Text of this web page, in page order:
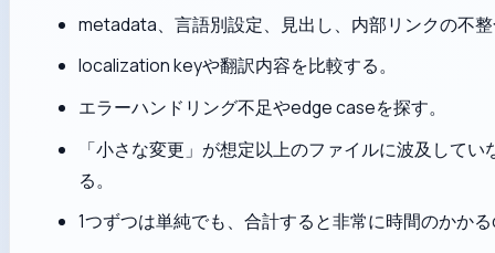
metadata、言語別設定、見出し、内部リンクの不
localization keyや翻訳内容を比較する。
エラーハンドリング不足やedge caseを探す。
「小さな変更」が想定以上のファイルに波及してい
る。
1つずつは単純でも、合計すると非常に時間のかか